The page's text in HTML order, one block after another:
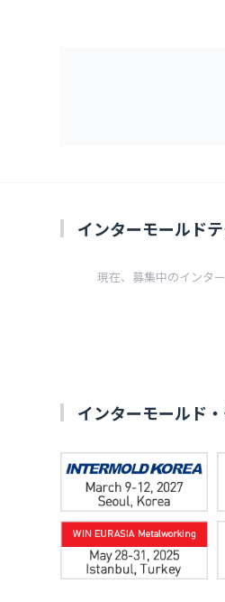
インターモールド
現在、募集中のインタ
インターモールド